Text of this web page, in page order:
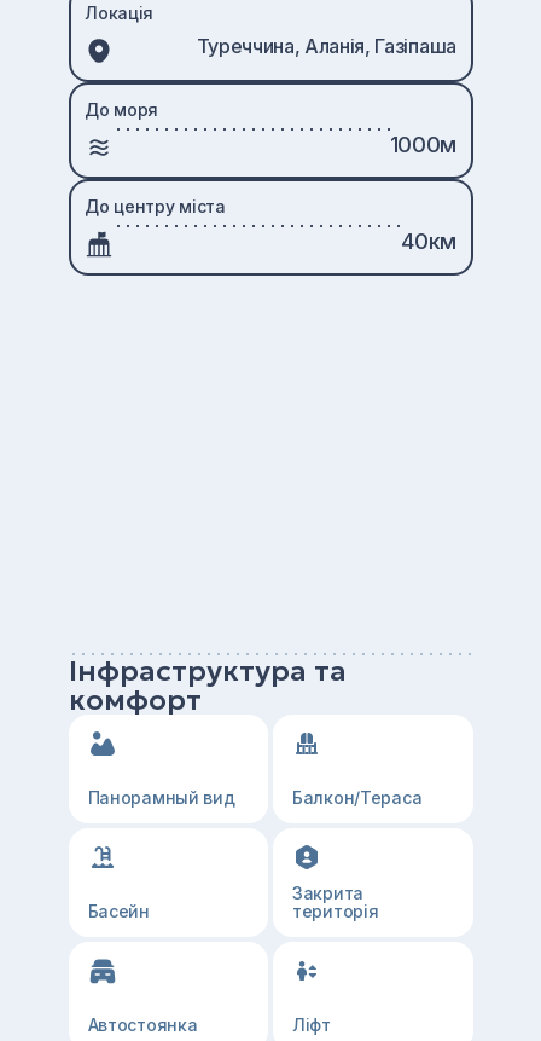
Локація
Туреччина, Аланія, Газіпаша
До моря
1000м
До центру міста
40км
Інфраструктура та
комфорт
Панорамный вид Балкон/Тераса
Басейн
Закрита
територія
Автостоянка Ліфт